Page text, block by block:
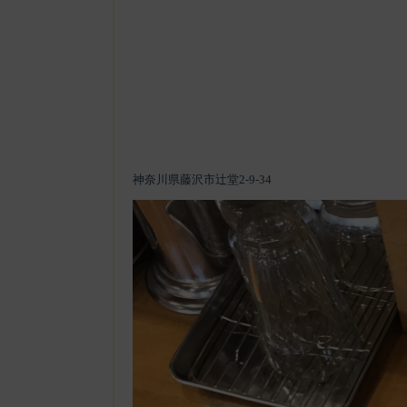
神奈川県藤沢市辻堂2-9-34